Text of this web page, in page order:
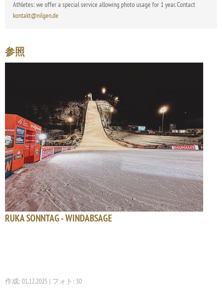
Athletes: we offer a special service allowing photo usage for 1 year. Contact
kontakt@nilgen.de
参照
RUKA SONNTAG - WINDABSAGE
作成: 01.12.2025 | フォト: 30